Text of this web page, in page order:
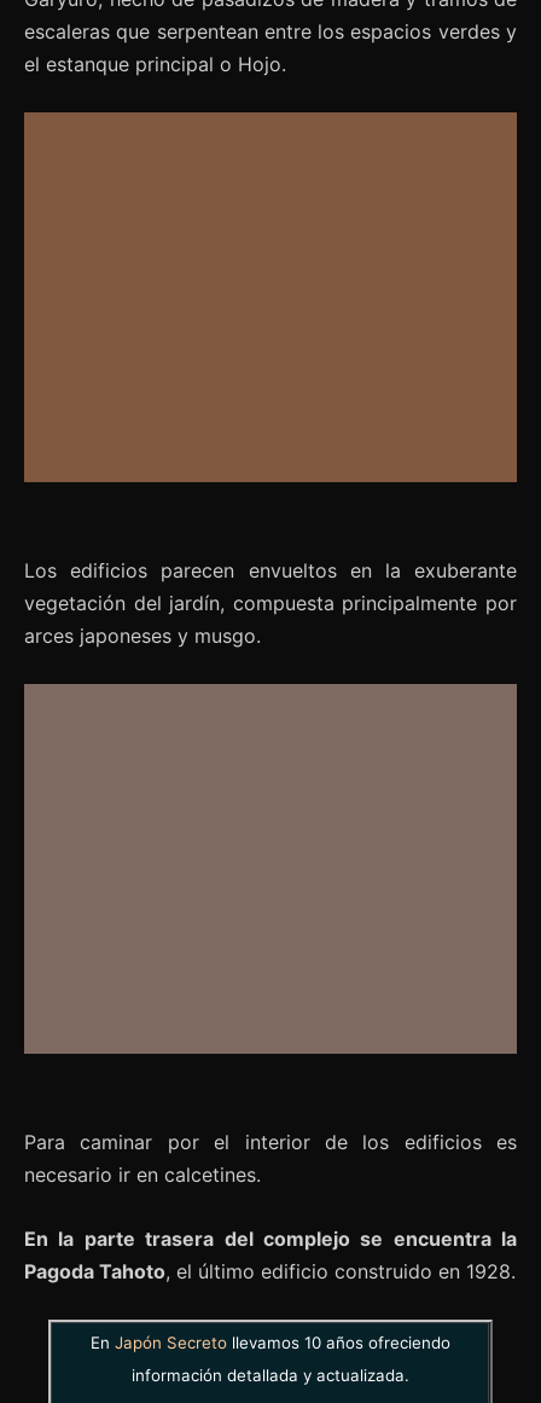
escaleras que serpentean entre los espacios verdes y
el estanque principal o Hojo.
Los edificios parecen envueltos en la exuberante
vegetación del jardín, compuesta principalmente por
arces japoneses y musgo.
Para caminar por el interior de los edificios es
necesario ir en calcetines.
En la parte trasera del complejo se encuentra la
Pagoda Tahoto, el último edificio construido en 1928.
En Japón Secretollevamos 10 años ofreciendo
información detallada y actualizada.